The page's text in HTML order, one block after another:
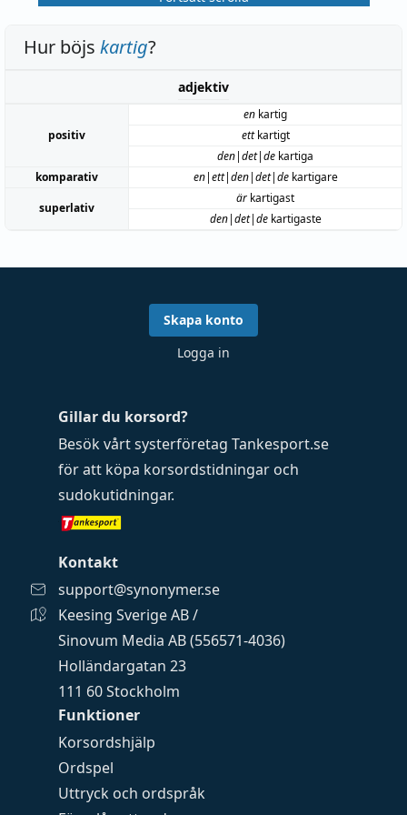
Hur böjs kartig?
adjektiv
positiv
en kartig
ettkartigt
den|det|de kartiga
komparativ
en|ett|den|det|dekartigare
superlativ
är kartigast
den|det|dekartigaste
Funktioner
Korsordshjälp
Ordspel
Uttryck och ordspråk
Gillar du korsord?
Besök vårt systerföretag Tankesport.se
för att köpa korsordstidningar och
sudokutidningar.
Kontakt
support@synonymer.se
Keesing Sverige AB /
Sinovum Media AB (556571-4036)
Holländargatan 23
111 60 Stockholm
Skapa konto
Logga in